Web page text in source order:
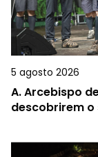
5 agosto 2026
A.Arcebispo
descobrirem o